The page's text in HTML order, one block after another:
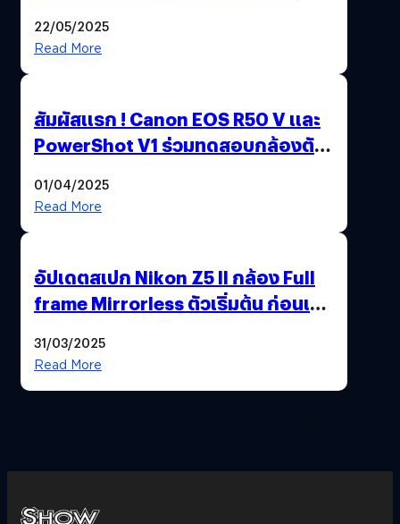
22/05/2025
Read More
สัมผัสแรก ! Canon EOS R50 V และ
PowerShot V1 ร่วมทดสอบกล้องตัว
01/04/2025
Read More
อัปเดตสเปก Nikon Z5 II กล้อง Full
frame Mirrorless ตัวเริ่มต้น ก่อนเปิด
31/03/2025
Read More